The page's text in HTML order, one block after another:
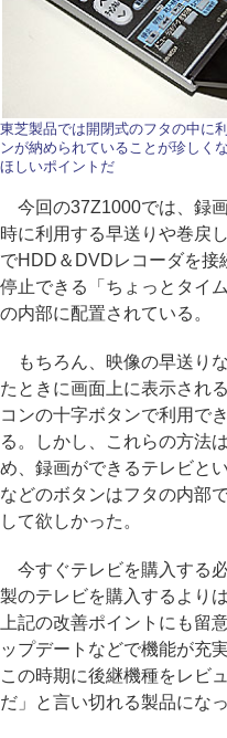
東芝製品では開閉式のフタの中に
ンが納められていることが珍しく
ほしいポイントだ
今回の37Z1000では、録
時に利用する早送りや巻戻
でHDD＆DVDレコーダを接
停止できる「ちょっとタイ
の内部に配置されている。
もちろん、映像の早送り
たときに画面上に表示され
コンの十字ボタンで利用で
る。しかし、これらの方法
め、録画ができるテレビと
などのボタンはフタの内部
して欲しかった。
今すぐテレビを購入する
製のテレビを購入するより
上記の改善ポイントにも留
ップデートなどで機能が充
この時期に後継機種をレビ
だ」と言い切れる製品にな